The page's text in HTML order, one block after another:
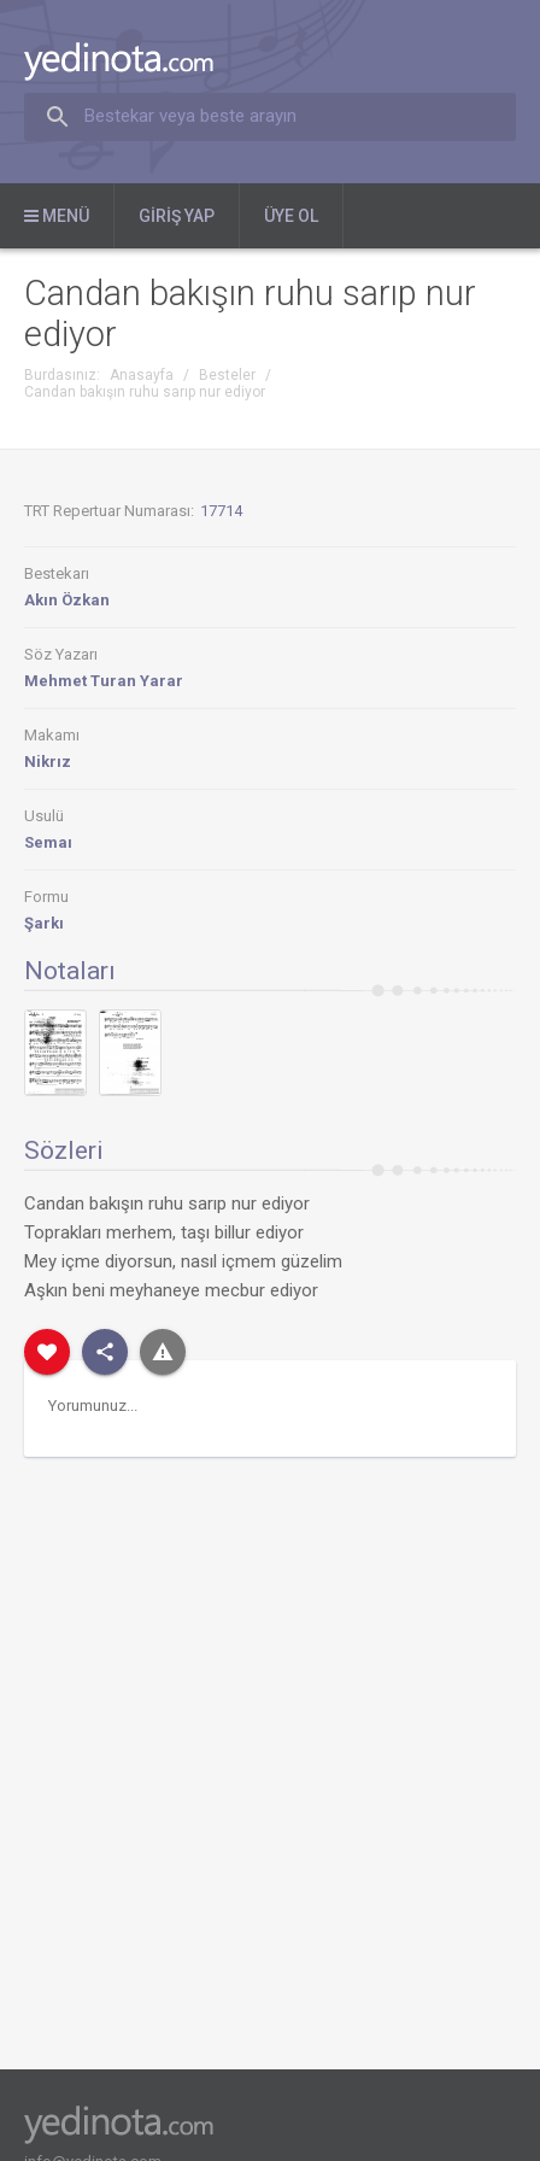
Bestekar veya beste arayın
MENÜ GIRIŞ YAP ÜYE OL
Candan bakışın ruhu sarıp nur
ediyor
Burdasınız: Anasayfa / Besteler
/
Candan bakışın ruhu sarıp nur ediyor
TRT Repertuar Numarası: 17714
Bestekarı
Akın Özkan
Söz Yazarı
Mehmet Turan Yarar
Makamı
Nikrız
Usulü
Semaı
Formu
Şarkı
Notaları
Sözleri
Candan bakışın ruhu sarıp nur ediyor
Toprakları merhem, taşı billur ediyor
Mey içme diyorsun, nasıl içmem güzelim
Aşkın beni meyhaneye mecbur ediyor